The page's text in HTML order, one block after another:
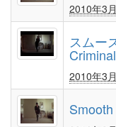
2010年3
スムー
2010年3